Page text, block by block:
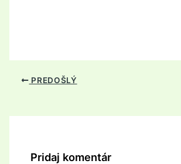
PREDOŠLÝ
Pridaj komentár